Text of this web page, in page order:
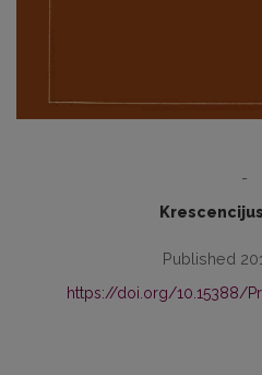
-
Published
https://doi.org/10.15388/